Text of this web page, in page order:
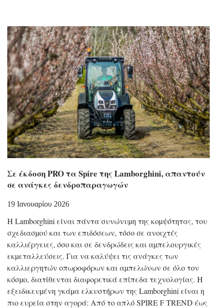
Σε έκδοση PRO τα Spire της Lamborghini, απαντούν
σε ανάγκες δενδροπαραγωγών
19 Ιανουαρίου 2026
Η Lamborghini είναι πάντα συνώνυµη της κοµψότητας, του
σχεδιασµού και των επιδόσεων, τόσο σε ανοιχτές
καλλιέργειες, όσο και σε δενδρώδεις και αµπελουργικές
εκµεταλλεύσεις. Για να καλύψει τις ανάγκες των
καλλιεργητών οπωροφόρων και αµπελώνων σε όλο τον
κόσµο, διατίθενται διαφορετικά επίπεδα τεχνολογίας. Η
εξειδικευµένη γκάµα ελκυστήρων της Lamborghini είναι η
πιο ευρεία στην αγορά: Από το απλό SPIRE F TREND έως